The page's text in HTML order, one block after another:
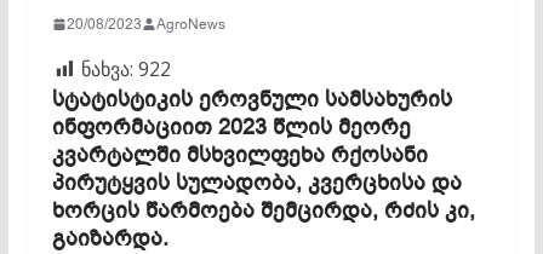
20/08/2023 AgroNews
ნახვა: 922
სტატისტიკის ეროვნული სამსახურის
ინფორმაციით 2023 წლის მეორე
კვარტალში მსხვილფეხა რქოსანი
პირუტყვის სულადობა, კვერცხისა და
ხორცის წარმოება შემცირდა, რძის კი,
გაიზარდა.